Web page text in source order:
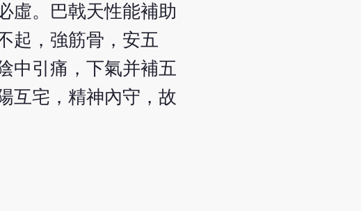
虛。巴戟天性能補助
起，強筋骨，安五
中引痛，下氣并補五
互宅，精神內守，故